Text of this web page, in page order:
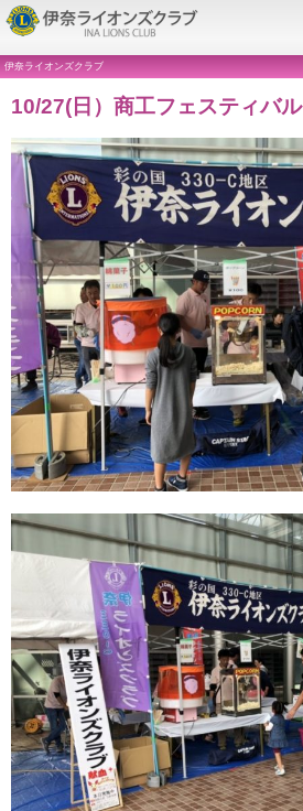
伊奈ライオンズクラブ
10/27(日）商工フェスティバル